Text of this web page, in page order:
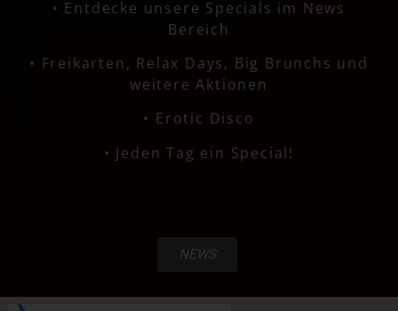
• Entdecke unsere Specials im News
Bereich
• Freikarten, Relax Days, Big Brunchs und
weitere Aktionen
• Erotic Disco
• Jeden Tag ein Special!
NEWS